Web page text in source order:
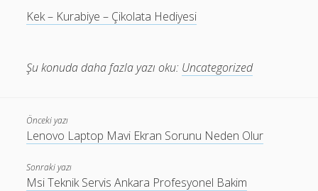
Kek – Kurabiye – Çikolata Hediyesi
Şu konuda daha fazla yazı oku: Uncategorized
Önceki yazı
Lenovo Laptop Mavi Ekran Sorunu Neden Olur
Sonraki yazı
Msi Teknik Servis Ankara Profesyonel Bakim